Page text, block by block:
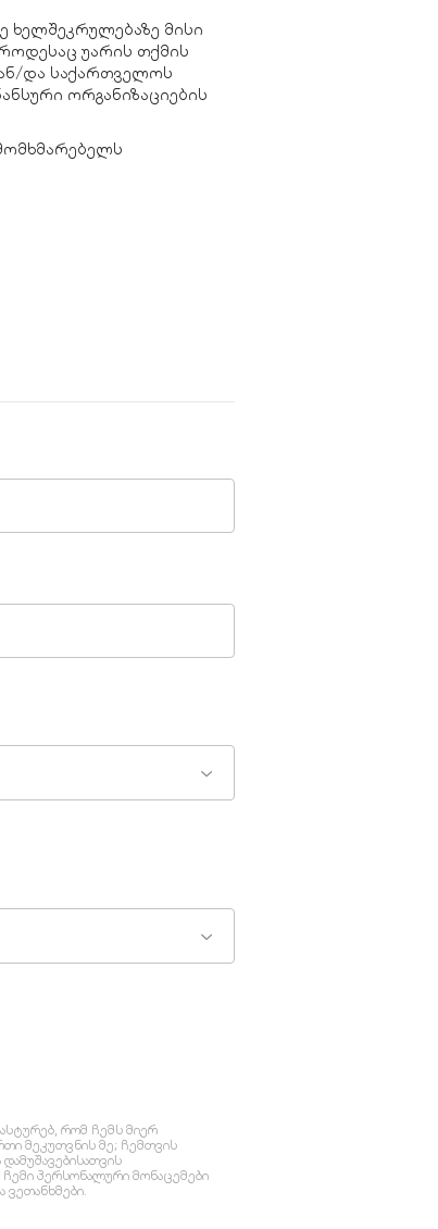
ხელშეკრულებაზე მისი
უარის თქმის
და საქართველოს
ორგანიზაციების
რომ ჩემს მიერ
მეკუთვნის მე; ჩემთვის
ჩემი პერსონალური მონაცემები
ვეთანხმები.